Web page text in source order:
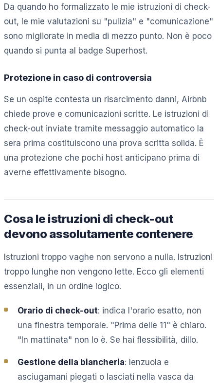
Da quando ho formalizzato le mie istruzioni di check-
out, le mie valutazioni su "pulizia" e "comunicazione"
sono migliorate in media di mezzo punto. Non è poco
quando si punta al badge Superhost.
Protezione in caso di controversia
Se un ospite contesta un risarcimento danni, Airbnb
chiede prove e comunicazioni scritte. Le istruzioni di
check-out inviate tramite messaggio automatico la
sera prima costituiscono una prova scritta solida. È
una protezione che pochi host anticipano prima di
averne effettivamente bisogno.
Cosa le istruzioni di check-out
devono assolutamente contenere
Istruzioni troppo vaghe non servono a nulla. Istruzioni
troppo lunghe non vengono lette. Ecco gli elementi
essenziali, in un ordine logico.
Orario di check-out: indica l'orario esatto, non
una finestra temporale. "Prima delle 11" è chiaro.
"In mattinata" non lo è. Se hai flessibilità, dillo.
Gestione della biancheria: lenzuola e
asciugamani piegati o lasciati nella vasca da